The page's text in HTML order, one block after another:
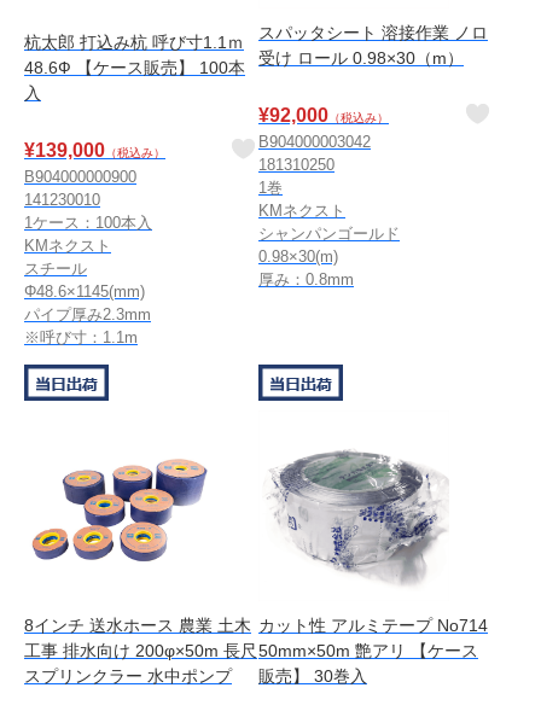
杭太郎 打込み杭 呼び寸1.1ｍ
48.6Ф 【ケース販売】 100本
入
¥139,000 （税込み）
B904000000900
141230010
1ケース：100本入
KMネクスト
スチール
Φ48.6×1145(mm)
パイプ厚み2.3mm
※呼び寸：1.1m
スパッタシート 溶接作業 ノロ
受け ロール 0.98×30（m）
¥92,000 （税込み）
B904000003042
181310250
1巻
KMネクスト
シャンパンゴールド
0.98×30(m)
厚み：0.8mm
8インチ 送水ホース 農業 土木
工事 排水向け 200φ×50m 長尺
スプリンクラー 水中ポンプ
カット性 アルミテープ No714
50mm×50m 艶アリ 【ケース
販売】 30巻入